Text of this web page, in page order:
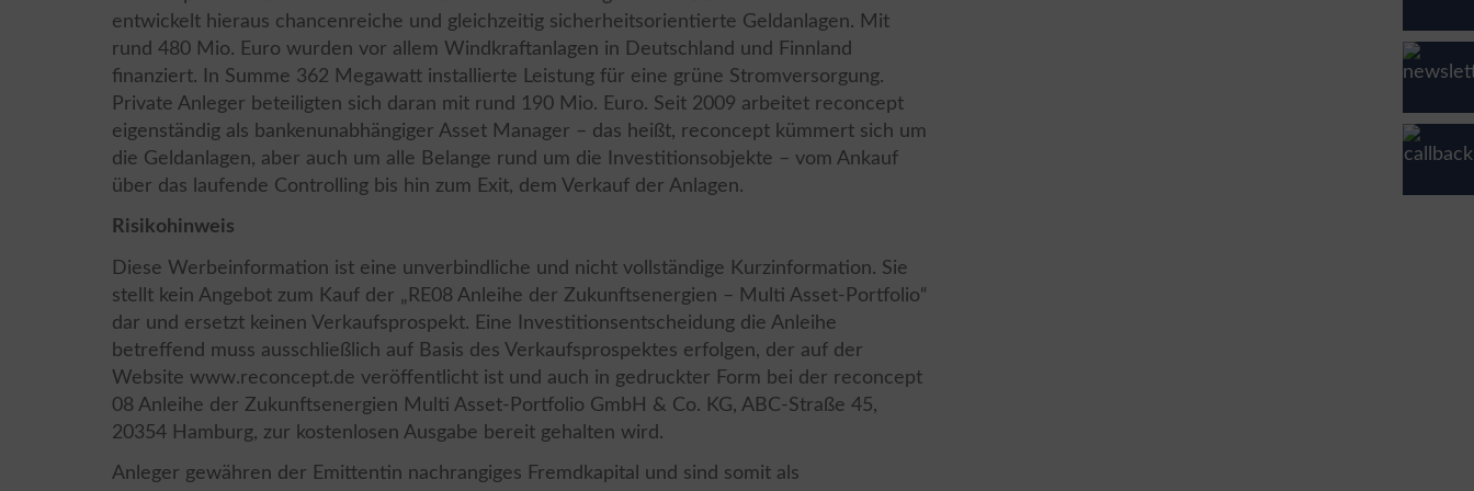
entwickelt hieraus chancenreiche und gleichzeitig sicherheitsorientierte Geldanlagen. Mit
rund 480 Mio. Euro wurden vor allem Windkraftanlagen in Deutschland und Finnland
finanziert. In Summe 362 Megawatt installierte Leistung für eine grüne Stromversorgung.
Private Anleger beteiligten sich daran mit rund 190 Mio. Euro. Seit 2009 arbeitet reconcept
eigenständig als bankenunabhängiger Asset Manager – das heißt, reconcept kümmert sich um
die Geldanlagen, aber auch um alle Belange rund um die Investitionsobjekte – vom Ankauf
über das laufende Controlling bis hin zum Exit, dem Verkauf der Anlagen.
Risikohinweis
Diese Werbeinformation ist eine unverbindliche und nicht vollständige Kurzinformation. Sie
stellt kein Angebot zum Kauf der „RE08 Anleihe der Zukunftsenergien – Multi Asset-Portfolio“
dar und ersetzt keinen Verkaufsprospekt. Eine Investitionsentscheidung die Anleihe
betreffend muss ausschließlich auf Basis des Verkaufsprospektes erfolgen, der auf der
Website www.reconcept.de veröffentlicht ist und auch in gedruckter Form bei der reconcept
08 Anleihe der Zukunftsenergien Multi Asset-Portfolio GmbH & Co. KG, ABC-Straße 45,
20354 Hamburg, zur kostenlosen Ausgabe bereit gehalten wird.
Anleger gewähren der Emittentin nachrangiges Fremdkapital und sind somit als